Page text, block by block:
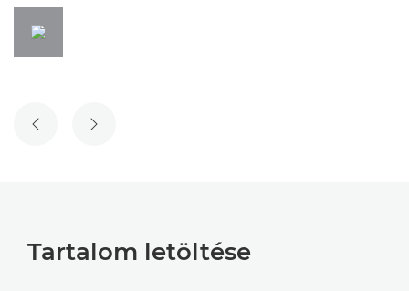
ELŐZŐ DIAKÖVETKEZŐ DIA
Tartalom letöltése